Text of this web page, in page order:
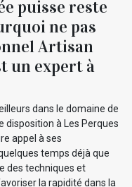
puisse reste
ne pas
Artisan
un expert à
dans le domaine de
disposition à Les Perques
appel à ses
temps déjà que
des techniques et
la rapidité dans la